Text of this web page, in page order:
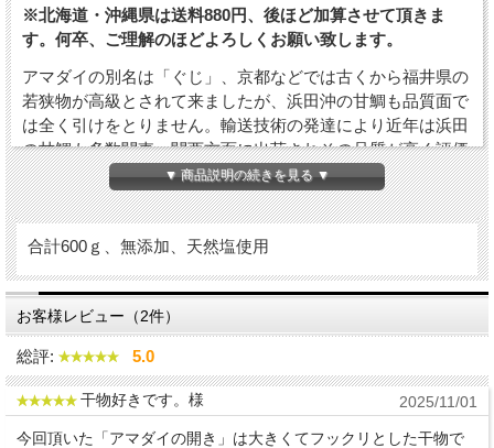
※北海道・沖縄県は送料880円、後ほど加算させて頂きま
す。何卒、ご理解のほどよろしくお願い致します。
アマダイの別名は「ぐじ」、京都などでは古くから福井県の
若狭物が高級とされて来ましたが、浜田沖の甘鯛も品質面で
は全く引けをとりません。輸送技術の発達により近年は浜田
の甘鯛も多数関東、関西方面に出荷されその品質が高く評価
されています。
甘鯛は水分が多く身が柔らかいため、生で食べても際立って
美味しいという訳ではないのですが、塩をして身を引き締め
ることでグッと身が引き締まり、歯応えも心地良く旨味も凝
縮されます。アマダイは生で食べるよりも一夜干しにしたほ
うが断然美味しい魚です！
▼ 商品説明の続きを見る ▼
合計600ｇ、無添加、天然塩使用
お客様レビュー（2件）
総評: 5.0
干物好きです。様 2025/11/01
今回頂いた「アマダイの開き」は大きくてフックリとした干物で